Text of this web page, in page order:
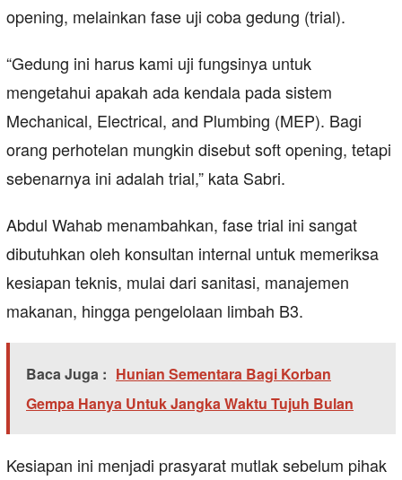
opening, melainkan fase uji coba gedung (trial).
“Gedung ini harus kami uji fungsinya untuk
mengetahui apakah ada kendala pada sistem
Mechanical, Electrical, and Plumbing (MEP). Bagi
orang perhotelan mungkin disebut soft opening, tetapi
sebenarnya ini adalah trial,” kata Sabri.
Abdul Wahab menambahkan, fase trial ini sangat
dibutuhkan oleh konsultan internal untuk memeriksa
kesiapan teknis, mulai dari sanitasi, manajemen
makanan, hingga pengelolaan limbah B3.
Baca Juga : Hunian Sementara Bagi Korban
Gempa Hanya Untuk Jangka Waktu Tujuh Bulan
Kesiapan ini menjadi prasyarat mutlak sebelum pihak